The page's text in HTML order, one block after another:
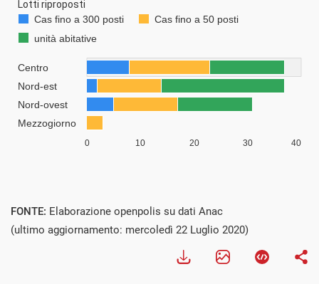
FONTE: Elaborazione openpolis su dati Anac
(ultimo aggiornamento: mercoledì 22 Luglio 2020)